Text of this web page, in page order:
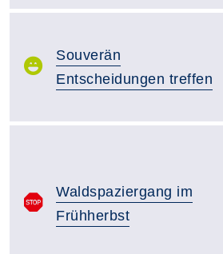
Souverän
Entscheidungen treffen
Waldspaziergang im
Frühherbst